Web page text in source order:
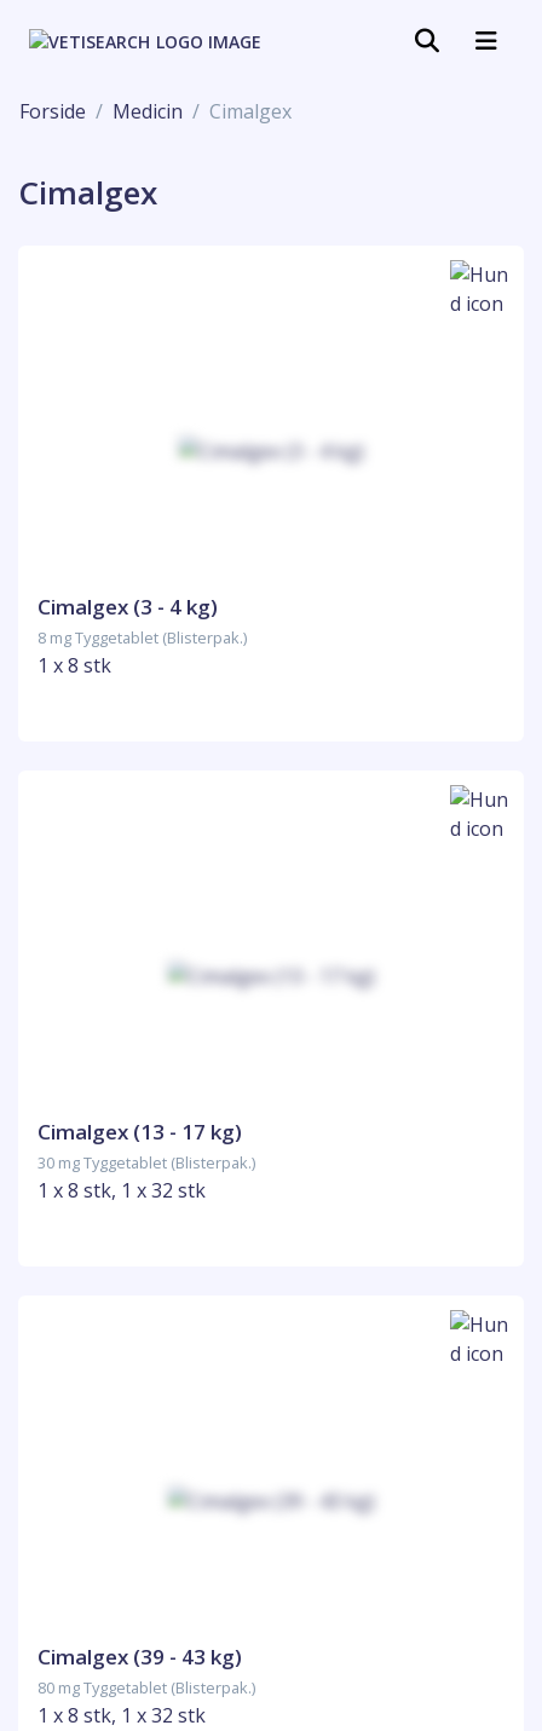
Forside Medicin Cimalgex
Cimalgex
Cimalgex (3 - 4 kg)
8 mg Tyggetablet (Blisterpak.)
1 x 8 stk
Cimalgex (13 - 17 kg)
30 mg Tyggetablet (Blisterpak.)
1 x 8 stk, 1 x 32 stk
Cimalgex (39 - 43 kg)
80 mg Tyggetablet (Blisterpak.)
1 x 8 stk, 1 x 32 stk